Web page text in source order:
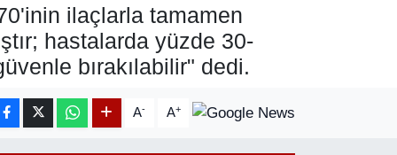
ilaçlarla tamamen
hastalarda yüzde 30-
bırakılabilir" dedi.
A- A+